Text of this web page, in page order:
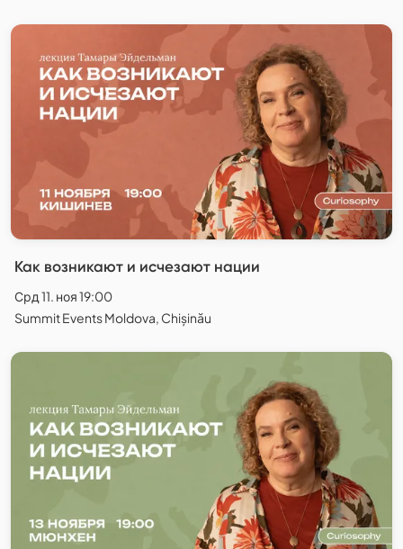
Как возникают и исчезают нации
Срд 11. ноя 19:00
Summit Events Moldova, Chișinău